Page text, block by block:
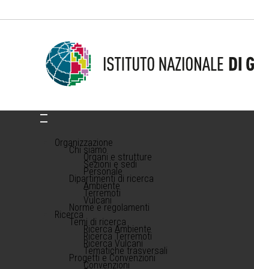
Organizzazione
Chi siamo
Organi e strutture
Sezioni e sedi
Personale
Dipartimenti di ricerca
Ambiente
Terremoti
Vulcani
Norme e regolamenti
Ricerca
Temi di ricerca
Ricerca Ambiente
Ricerca Terremoti
Ricerca Vulcani
Tematiche trasversali
Progetti e Convenzioni
Convenzioni